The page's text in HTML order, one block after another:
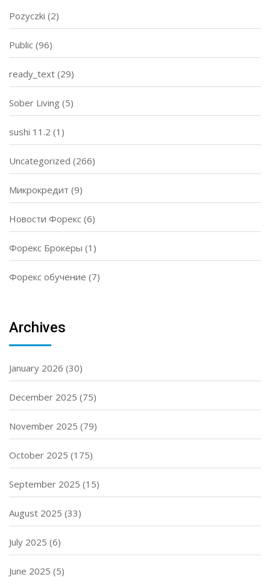
Pozyczki (2)
Public (96)
ready_text (29)
Sober Living (5)
sushi 11.2 (1)
Uncategorized (266)
Микрокредит (9)
Новости Форекс (6)
Форекс Брокеры (1)
Форекс обучение (7)
Archives
January 2026 (30)
December 2025 (75)
November 2025 (79)
October 2025 (175)
September 2025 (15)
August 2025 (33)
July 2025 (6)
June 2025 (5)